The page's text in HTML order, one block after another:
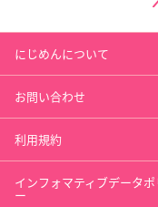
にじめんについて
お問い合わせ
利用規約
インフォマティブデータポ
ー